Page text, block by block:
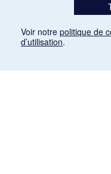
Voir notre politique de
d’utilisation.